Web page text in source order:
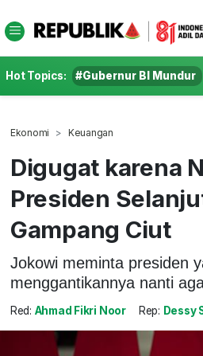
Hot Topics: #Gubernur BI Mundur
Ekonomi Keuangan
Digugat karena
Presiden
Gampang Ciut
Jokowi meminta presiden
menggantikannya nanti
Red: Ahmad Fikri Noor Rep: Dessy